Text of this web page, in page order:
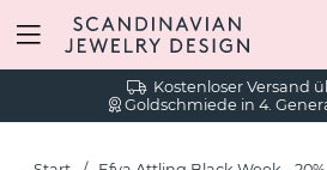
Kostenloser Versand
Goldschmiede in 4.